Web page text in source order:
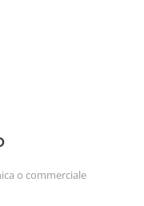
o commerciale